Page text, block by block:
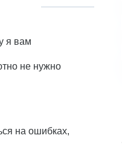
я вам
не нужно
на ошибках,